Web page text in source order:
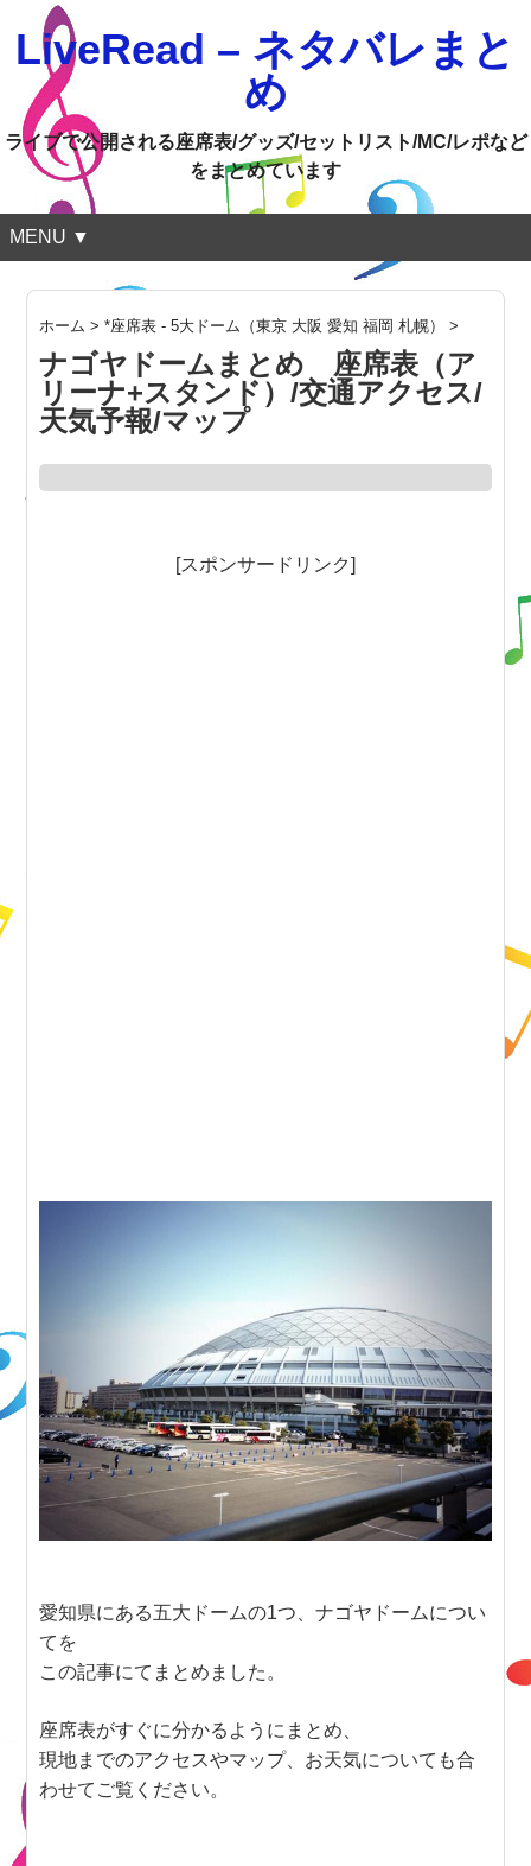
LiveRead – ネタバレまと
め
ライブで公開される座席表/グッズ/セットリスト/MC/レポなど
をまとめています
MENU ▼
ホーム >*座席表 - 5大ドーム（東京 大阪 愛知 福岡 札幌） >
ナゴヤドームまとめ 座席表（ア
リーナ+スタンド）/交通アクセス/
天気予報/マップ
[スポンサードリンク]
愛知県にある五大ドームの1つ、ナゴヤドームについ
てを
この記事にてまとめました。
座席表がすぐに分かるようにまとめ、
現地までのアクセスやマップ、お天気についても合
わせてご覧ください。